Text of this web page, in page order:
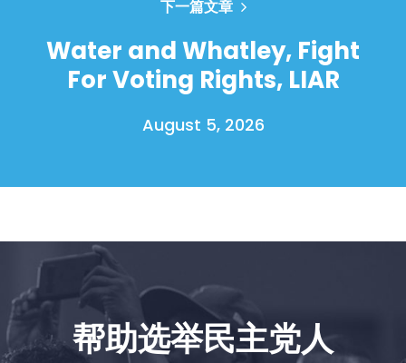
Shop
与我们合作
新闻
您的派对
下一篇文章
Water and Whatley, Fight
For Voting Rights, LIAR
August 5, 2026
帮助选举民主党人